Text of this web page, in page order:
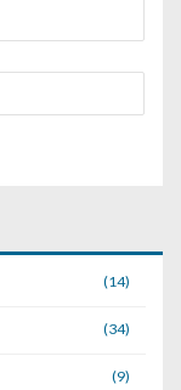
(14)
(34)
(9)